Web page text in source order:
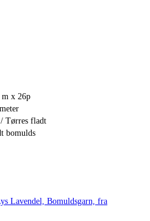
m x 26p
Tørres fladt
bomulds